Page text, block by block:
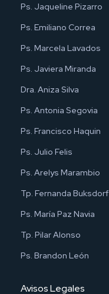
Ps. Jaqueline Pizarro
Ps. Emiliano Correa
Ps. Marcela Lavados
Ps. Javiera Miranda
Dra. Aniza Silva
Ps. Antonia Segovia
Ps. Francisco Haquin
Ps. Julio Felis
Ps. Arelys Marambio
Tp. Fernanda Buksdorf
Ps. María Paz Navia
Tp. Pilar Alonso
Ps. Brandon León
Avisos Legales